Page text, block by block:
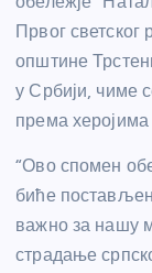
Првог
општине
у Србији, чиме
према херојима
“Ово спомен
биће
важно за нашу
страдање